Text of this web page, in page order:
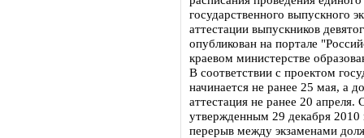
государственного выпускного
аттестации выпускников
опубликован на портале
краевом министерстве
В соответствии с проектом
начинается не ранее 25 мая, а
аттестация не ранее 20
утвержденным 29 декабря 2010
перерыв между экзаменами